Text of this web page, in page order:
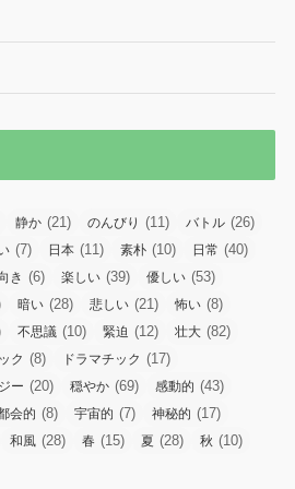
静か (21) のんびり (11) バトル (26)
(7) 日本 (11) 素朴 (10) 日常 (40)
き (6) 楽しい (39) 優しい (53)
暗い (28) 悲しい (21) 怖い (8)
不思議 (10) 緊迫 (12) 壮大 (82)
ク (8) ドラマチック (17)
ー (20) 穏やか (69) 感動的 (43)
会的 (8) 宇宙的 (7) 神秘的 (17)
和風 (28) 春 (15) 夏 (28) 秋 (10)